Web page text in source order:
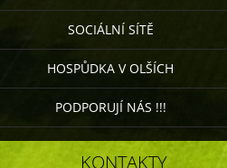
SOCIÁLNÍ SÍTĚ
HOSPŮDKA V OLŠÍCH
PODPORUJÍ NÁS !!!
KONTAKTY